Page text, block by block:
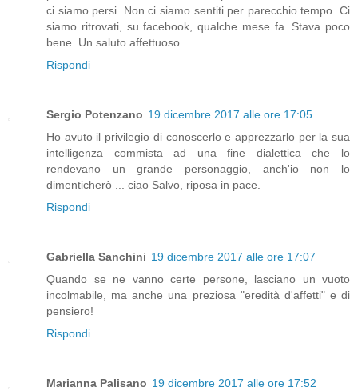
ci siamo persi. Non ci siamo sentiti per parecchio tempo. Ci
siamo ritrovati, su facebook, qualche mese fa. Stava poco
bene. Un saluto affettuoso.
Rispondi
Sergio Potenzano 19 dicembre 2017 alle ore 17:05
Ho avuto il privilegio di conoscerlo e apprezzarlo per la sua
intelligenza commista ad una fine dialettica che lo
rendevano un grande personaggio, anch'io non lo
dimenticherò ... ciao Salvo, riposa in pace.
Rispondi
Gabriella Sanchini 19 dicembre 2017 alle ore 17:07
Quando se ne vanno certe persone, lasciano un vuoto
incolmabile, ma anche una preziosa "eredità d'affetti" e di
pensiero!
Rispondi
Marianna Palisano 19 dicembre 2017 alle ore 17:52